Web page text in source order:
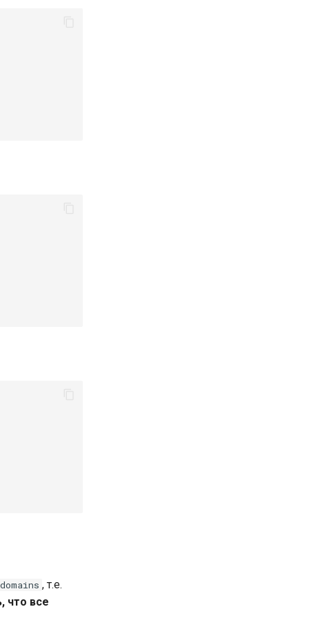
domains , т.е.
что все